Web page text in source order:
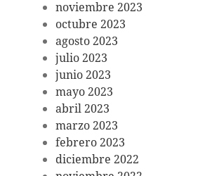
noviembre 2023
octubre 2023
agosto 2023
julio 2023
junio 2023
mayo 2023
abril 2023
marzo 2023
febrero 2023
diciembre 2022